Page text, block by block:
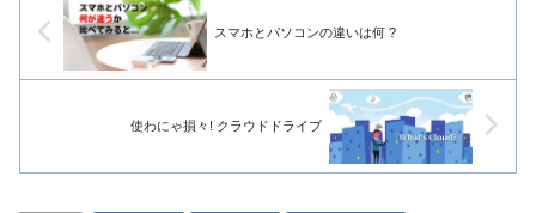
スマホとパソコンの違いは何 ?
使わにゃ損々! クラウドドライブ